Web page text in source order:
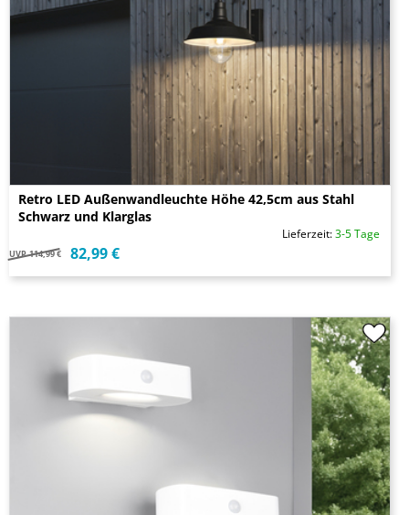
Retro LED Außenwandleuchte Höhe 42,5cm aus Stahl
Schwarz und Klarglas
Lieferzeit:3-5 Tage
UVP 114,99 € 82,99 €